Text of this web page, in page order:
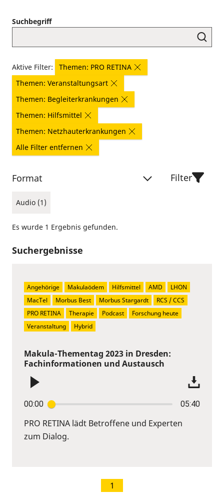
Suchbegriff
Aktive Filter:
Themen: PRO RETINA
Themen: Veranstaltungsart
Themen: Begleiterkrankungen
Themen: Hilfsmittel
Themen: Netzhauterkrankungen
Alle Filter entfernen
Format
Audio (1)
Filter
Es wurde 1 Ergebnis gefunden.
Suchergebnisse
Makula-Thementag 2023 in Dresden:
Fachinformationen und Austausch
00:00 05:40
PRO RETINA lädt Betroffene und Experten
zum Dialog.
Angehörige Makulaödem Hilfsmittel AMD
LHON
MacTel
Morbus Best Morbus Stargardt
RCS / CCS
PRO RETINA
Therapie Podcast
Forschung heute
Veranstaltung
Hybrid
1